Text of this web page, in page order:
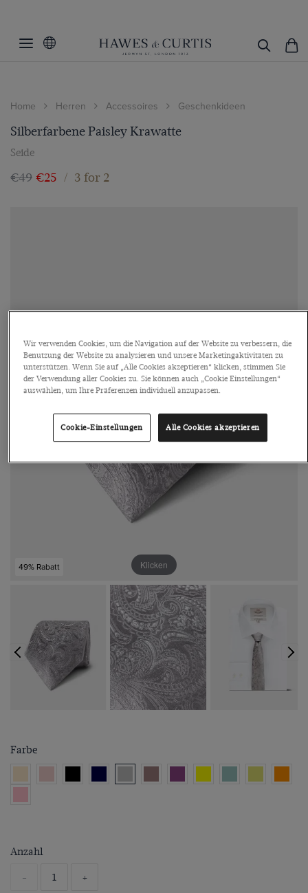
Home Herren Accessoires Geschenkideen
Silberfarbene Paisley Krawatte
Seide
€49 €25 / 3 for 2
49% Rabatt Klicken
Farbe
Anzahl
- +
Wir verwenden Cookies, um die Navigation auf der Website zu verbessern, die
Benutzung der Website zu analysieren und unsere Marketingaktivitäten zu
unterstützen. Wenn Sie auf „Alle Cookies akzeptieren“ klicken, stimmen Sie
der Verwendung aller Cookies zu. Sie können auch „Cookie Einstellungen“
auswählen, um Ihre Präferenzen individuell anzupassen.
Cookie-Einstellungen Alle Cookies akzeptieren